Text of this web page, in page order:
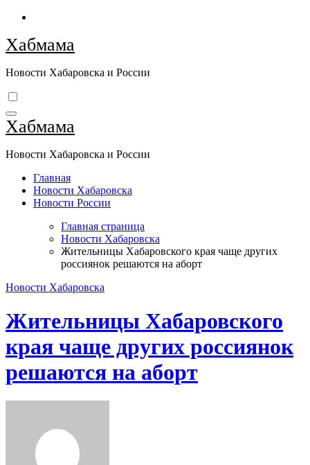
Перейти
содержимому
Хабмама
Новости Хабаровска и России
Хабмама
Новости Хабаровска и России
Главная
Новости Хабаровска
Новости России
Главная страница
Новости Хабаровска
Жительницы Хабаровского края чаще других
россиянок решаются на аборт
Новости Хабаровска
Жительницы Хабаровского
края чаще других россиянок
решаются на аборт